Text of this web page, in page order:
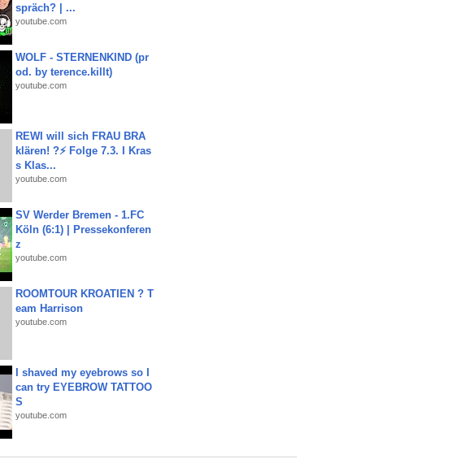
spräch? | ...
youtube.com
WOLF - STERNENKIND (pr
od. by terence.killt)
youtube.com
REWI will sich FRAU BRA
klären! ?⚡️ Folge 7.3. I Kras
s Klas...
youtube.com
SV Werder Bremen - 1.FC
Köln (6:1) | Pressekonferen
z
youtube.com
ROOMTOUR KROATIEN ? T
eam Harrison
youtube.com
I shaved my eyebrows so I
can try EYEBROW TATTOO
S
youtube.com